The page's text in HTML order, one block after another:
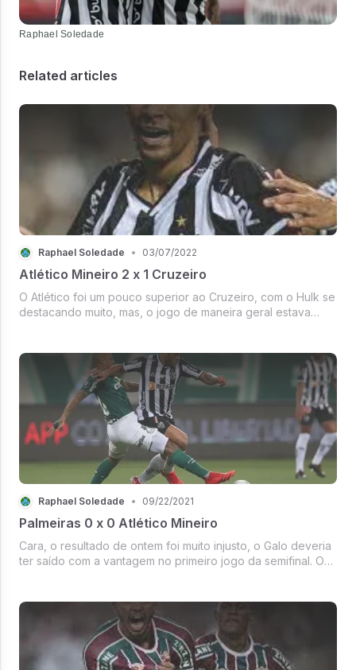
Raphael Soledade
Related articles
Raphael Soledade • 03/07/2022
Atlético Mineiro 2 x 1 Cruzeiro
O Atlético foi um pouco superior ao Cruzeiro, com o Hulk se
destacando muito, mas, o jogo de maneira geral estava
grandes lances indi...
Raphael Soledade • 09/22/2021
Palmeiras 0 x 0 Atlético Mineiro
Cara, o resultado de ontem foi muito injusto, o Galo deveria
ter saído com a vantagem no primeiro jogo da semifinal. O
jogadores na p...